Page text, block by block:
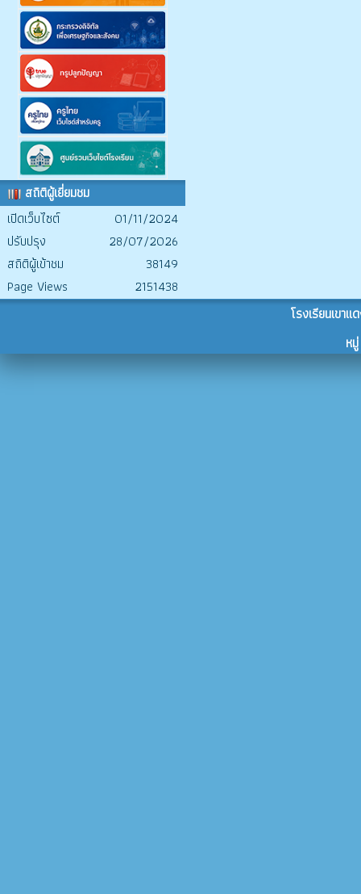
สถิติผู้เยี่ยมชม
เปิดเว็บไซต์
01/11/2024
ปรับปรุง
28/07/2026
สถิติผู้เข้าชม
38149
Page Views
2151438
โรงเรียนเขา
ห